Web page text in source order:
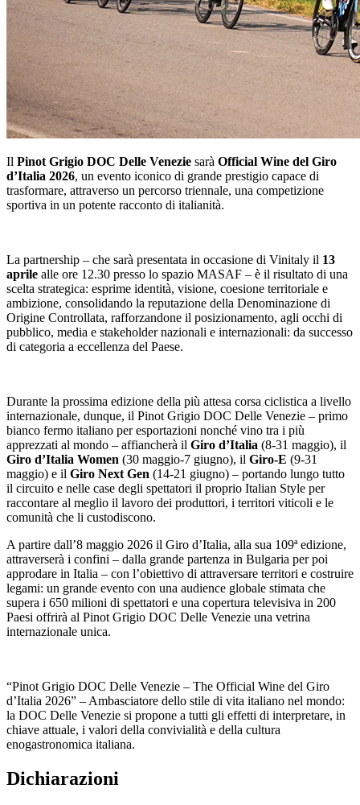
Il Pinot Grigio DOC Delle Venezie sarà Official Wine del Giro
d’Italia 2026, un evento iconico di grande prestigio capace di
trasformare, attraverso un percorso triennale, una competizione
sportiva in un potente racconto di italianità.
La partnership – che sarà presentata in occasione di Vinitaly il 13
aprile alle ore 12.30 presso lo spazio MASAF – è il risultato di una
scelta strategica: esprime identità, visione, coesione territoriale e
ambizione, consolidando la reputazione della Denominazione di
Origine Controllata, rafforzandone il posizionamento, agli occhi di
pubblico, media e stakeholder nazionali e internazionali: da successo
di categoria a eccellenza del Paese.
Durante la prossima edizione della più attesa corsa ciclistica a livello
internazionale, dunque, il Pinot Grigio DOC Delle Venezie – primo
bianco fermo italiano per esportazioni nonché vino tra i più
apprezzati al mondo – affiancherà il Giro d’Italia (8-31 maggio), il
Giro d’Italia Women (30 maggio-7 giugno), il Giro-E (9-31
maggio) e il Giro Next Gen (14-21 giugno) – portando lungo tutto
il circuito e nelle case degli spettatori il proprio Italian Style per
raccontare al meglio il lavoro dei produttori, i territori viticoli e le
comunità che li custodiscono.
A partire dall’8 maggio 2026 il Giro d’Italia, alla sua 109ª edizione,
attraverserà i confini – dalla grande partenza in Bulgaria per poi
approdare in Italia – con l’obiettivo di attraversare territori e costruire
legami: un grande evento con una audience globale stimata che
supera i 650 milioni di spettatori e una copertura televisiva in 200
Paesi offrirà al Pinot Grigio DOC Delle Venezie una vetrina
internazionale unica.
“Pinot Grigio DOC Delle Venezie – The Official Wine del Giro
d’Italia 2026” – Ambasciatore dello stile di vita italiano nel mondo:
la DOC Delle Venezie si propone a tutti gli effetti di interpretare, in
chiave attuale, i valori della convivialità e della cultura
enogastronomica italiana.
Dichiarazioni